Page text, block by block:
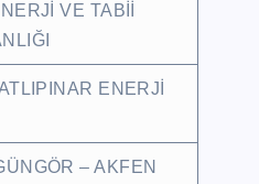
VE TABİİ
ENERJİ
– AKFEN